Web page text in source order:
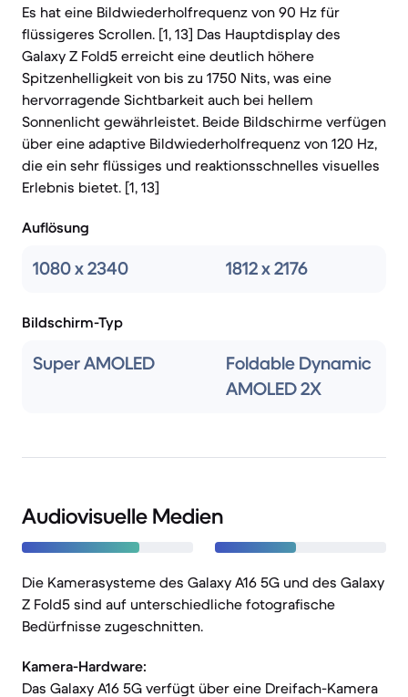
Es hat eine Bildwiederholfrequenz von 90 Hz für
flüssigeres Scrollen. [1, 13] Das Hauptdisplay des
Galaxy Z Fold5 erreicht eine deutlich höhere
Spitzenhelligkeit von bis zu 1750 Nits, was eine
hervorragende Sichtbarkeit auch bei hellem
Sonnenlicht gewährleistet. Beide Bildschirme verfügen
über eine adaptive Bildwiederholfrequenz von 120 Hz,
die ein sehr flüssiges und reaktionsschnelles visuelles
Erlebnis bietet. [1, 13]
Auflösung
1080 x 2340 1812 x 2176
Bildschirm-Typ
Super AMOLED
Foldable Dynamic
AMOLED 2X
Audiovisuelle Medien
Die Kamerasysteme des Galaxy A16 5G und des Galaxy
Z Fold5 sind auf unterschiedliche fotografische
Bedürfnisse zugeschnitten.
Kamera-Hardware:
Das Galaxy A16 5G verfügt über eine Dreifach-Kamera